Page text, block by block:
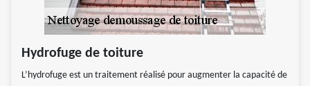
Hydrofuge de toiture
L’hydrofuge est un traitement réalisé pour augmenter la capacité de